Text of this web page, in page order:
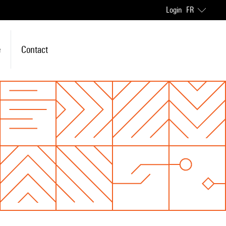
Login FR
Contact